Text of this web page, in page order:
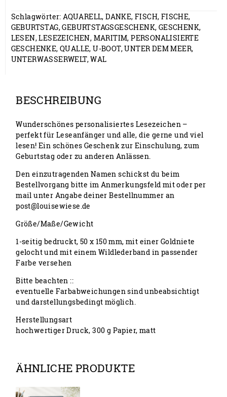
Schlagwörter:AQUARELL,DANKE, FISCH, FISCHE,
GEBURTSTAG,GEBURTSTAGSGESCHENK, GESCHENK,
LESEN,LESEZEICHEN, MARITIM,PERSONALISIERTE
GESCHENKE, QUALLE,U-BOOT,UNTER DEM MEER,
UNTERWASSERWELT,WAL
BESCHREIBUNG
Wunderschönes personalisiertes Lesezeichen –
perfekt für Leseanfänger und alle, die gerne und viel
lesen! Ein schönes Geschenk zur Einschulung, zum
Geburtstag oder zu anderen Anlässen.
Den einzutragenden Namen schickst du beim
Bestellvorgang bitte im Anmerkungsfeld mit oder per
mail unter Angabe deiner Bestellnummer an
post@louisewiese.de
Größe/Maße/Gewicht
1-seitig bedruckt, 50 x 150 mm, mit einer Goldniete
gelocht und mit einem Wildlederband in passender
Farbe versehen
Bitte beachten ::
eventuelle Farbabweichungen sind unbeabsichtigt
und darstellungsbedingt möglich.
Herstellungsart
hochwertiger Druck, 300 g Papier, matt
ÄHNLICHE PRODUKTE